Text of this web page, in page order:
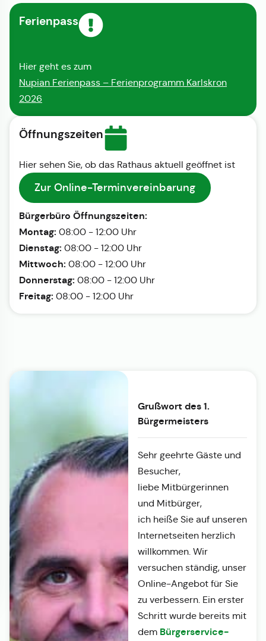
Ferienpass
Hier geht es zum
Nupian Ferienpass – Ferienprogramm Karlskron
2026
Öffnungszeiten
Hier sehen Sie, ob das Rathaus aktuell geöffnet ist
Zur Online-Terminvereinbarung
Bürgerbüro Öffnungszeiten:
Montag: 08:00 - 12:00 Uhr
Dienstag: 08:00 - 12:00 Uhr
Mittwoch: 08:00 - 12:00 Uhr
Donnerstag: 08:00 - 12:00 Uhr
Freitag: 08:00 - 12:00 Uhr
Grußwort des 1.
Bürgermeisters
Sehr geehrte Gäste und
Besucher,
liebe Mitbürgerinnen
und Mitbürger,
ich heiße Sie auf unseren
Internetseiten herzlich
willkommen. Wir
versuchen ständig, unser
Online-Angebot für Sie
zu verbessern. Ein erster
Schritt wurde bereits mit
dem Bürgerservice-